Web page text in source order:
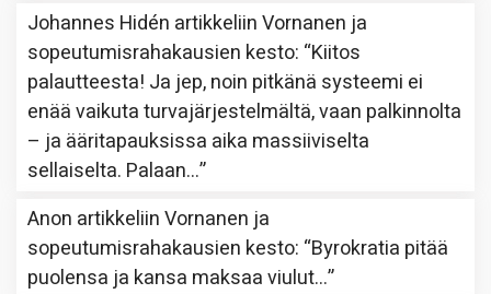
Johannes Hidén artikkeliinVornanen ja
sopeutumisrahakausien kesto: “Kiitos
palautteesta! Ja jep, noin pitkänä systeemi ei
enää vaikuta turvajärjestelmältä, vaan palkinnolta
– ja ääritapauksissa aika massiiviselta
sellaiselta. Palaan…”
Anon artikkeliinVornanen ja
sopeutumisrahakausien kesto: “Byrokratia pitää
puolensa ja kansa maksaa viulut…”